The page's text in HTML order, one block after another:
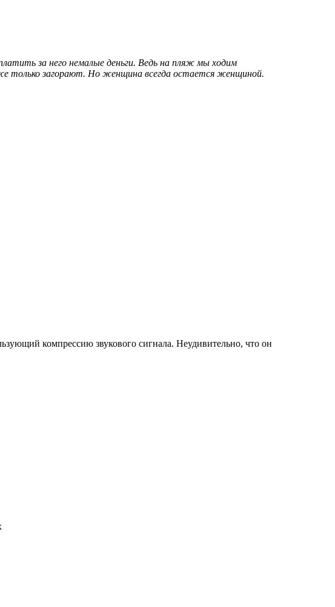
за него немалые деньги. Ведь на пляж мы ходим
загорают. Но женщина всегда остается женщиной.
компрессию звукового сигнала. Неудивительно, что он